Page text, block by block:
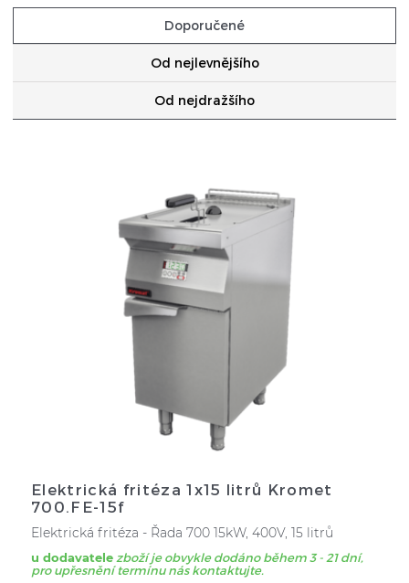
VAŘIČE TĚSTOVIN
MIKROVLNNÉ TROUBY
OHŘEVNÉ VITRÍNY A VODNÍ LÁZNĚ
VÁHY, NÁŘEZOVÉ STROJE
Doporučené
Od nejlevnějšího
Od nejdražšího
Elektrická fritéza 1x15 litrů Kromet
700.FE-15f
Elektrická fritéza - Řada 700 15kW, 400V, 15 litrů
u dodavatele zboží je obvykle dodáno během 3 - 21 dní,
pro upřesnění termínu nás kontaktujte.